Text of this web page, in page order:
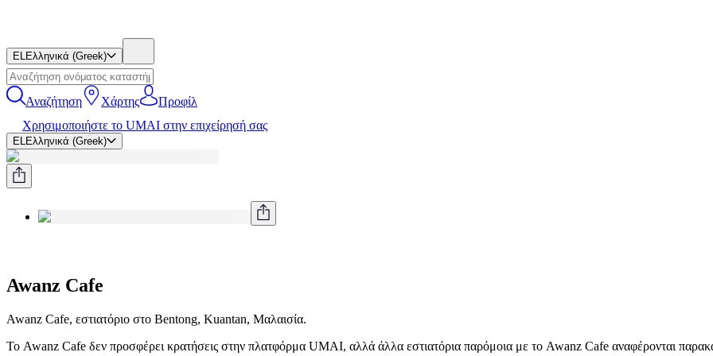
ELΕλληνικά (Greek)
Αναζήτηση Χάρτης
Προφίλ
Χρησιμοποιήστε το UMAI στην επιχείρησή σας
ELΕλληνικά (Greek)
Awanz Cafe
Awanz Cafe, εστιατόριο στο Bentong, Kuantan, Μαλαισία.
Το Awanz Cafe δεν προσφέρει κρατήσεις στην πλατφόρμα UMAI, αλλά άλλα εστιατόρια παρόμοια με το Awanz Cafe αναφέρονται